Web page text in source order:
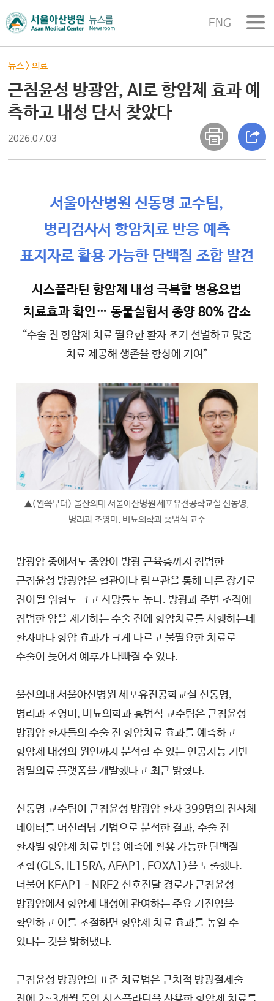
ENG
뉴스 >의료
근침윤성 방광암, AI로 항암제 효과 예
측하고 내성 단서 찾았다
2026.07.03
서울아산병원 신동명 교수팀,
병리검사서 항암치료 반응 예측
표지자로 활용 가능한 단백질 조합 발견
시스플라틴 항암제 내성 극복할 병용요법
치료효과 확인… 동물실험서 종양 80% 감소
“수술 전 항암제 치료 필요한 환자 조기 선별하고 맞춤
치료 제공해 생존율 향상에 기여”
▲(왼쪽부터) 울산의대 서울아산병원 세포유전공학교실 신동명,
병리과 조영미, 비뇨의학과 홍범식 교수
방광암 중에서도 종양이 방광 근육층까지 침범한
근침윤성 방광암은 혈관이나 림프관을 통해 다른 장기로
전이될 위험도 크고 사망률도 높다. 방광과 주변 조직에
침범한 암을 제거하는 수술 전에 항암치료를 시행하는데
환자마다 항암 효과가 크게 다르고 불필요한 치료로
수술이 늦어져 예후가 나빠질 수 있다.
울산의대 서울아산병원 세포유전공학교실 신동명,
병리과 조영미, 비뇨의학과 홍범식 교수팀은 근침윤성
방광암 환자들의 수술 전 항암치료 효과를 예측하고
항암제 내성의 원인까지 분석할 수 있는 인공지능 기반
정밀의료 플랫폼을 개발했다고 최근 밝혔다.
신동명 교수팀이 근침윤성 방광암 환자 399명의 전사체
데이터를 머신러닝 기법으로 분석한 결과, 수술 전
환자별 항암제 치료 반응 예측에 활용 가능한 단백질
조합(GLS, IL15RA, AFAP1, FOXA1)을 도출했다.
더불어 KEAP1–NRF2 신호전달 경로가 근침윤성
방광암에서 항암제 내성에 관여하는 주요 기전임을
확인하고 이를 조절하면 항암제 치료 효과를 높일 수
있다는 것을 밝혀냈다.
근침윤성 방광암의 표준 치료법은 근치적 방광절제술